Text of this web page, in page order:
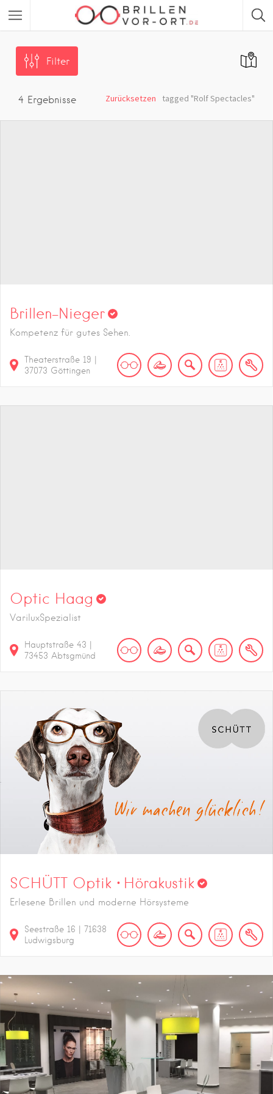
Filter
4 Ergebnisse tagged "Rolf Spectacles"
Zurücksetzen
Brillen-Nieger
Kompetenz für gutes Sehen.
Theaterstraße 19
37073 Göttingen
Optic Haag
VariluxSpezialist
Hauptstraße 43 |
73453 Abtsgmünd
SCHÜTT Optik · Hörakustik
Erlesene Brillen und moderne Hörsysteme
Seestraße 16
71638
Ludwigsburg